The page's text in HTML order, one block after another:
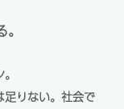
足りない。社会で